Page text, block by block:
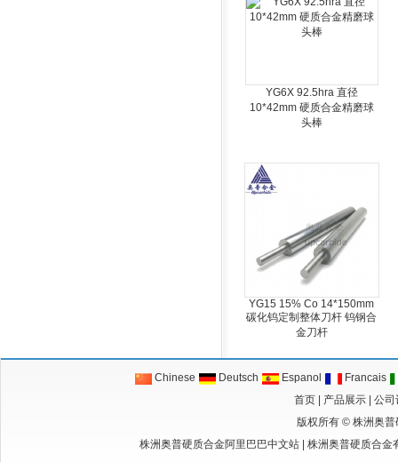
YG6X 92.5hra 直径
10*42mm 硬质合金精磨球
头棒
YG15 15% Co 14*150mm
碳化钨定制整体刀杆 钨钢合
金刀杆
Chinese Deutsch Espanol
Francais
首页
产品展示
公司
版权所有 © 株洲奥普
株洲奥普硬质合金阿里巴巴中文站| 株洲奥普硬质合金